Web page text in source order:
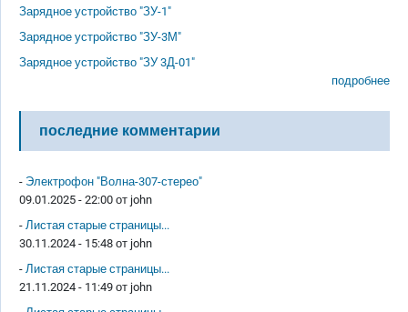
Зарядное устройство "ЗУ-1"
Зарядное устройство "ЗУ-3М"
Зарядное устройство "ЗУ 3Д-01"
подробнее
последние комментарии
- Электрофон "Волна-307-стерео"
09.01.2025 - 22:00 от john
- Листая старые страницы...
30.11.2024 - 15:48 от john
- Листая старые страницы...
21.11.2024 - 11:49 от john